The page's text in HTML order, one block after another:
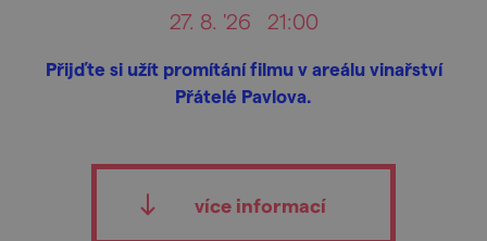
27. 8. '26 21:00
Přijďte si užít promítání filmu v areálu vinařství
Přátelé Pavlova.
více informací